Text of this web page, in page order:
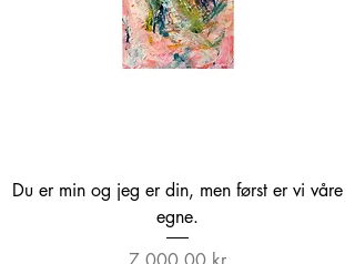
Du er min og jeg er din, men først er vi våre
egne.
Pris